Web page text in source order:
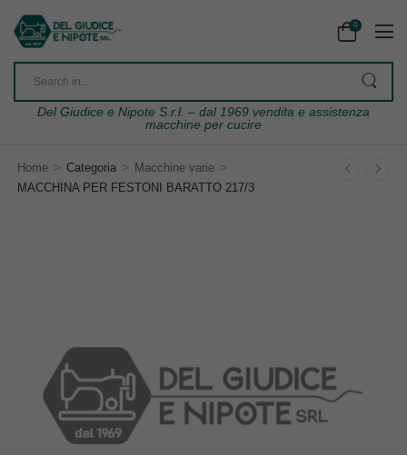
0
Del Giudice e Nipote S.r.l. – dal 1969 vendita e assistenza
macchine per cucire
Home > Categoria > Macchine varie >
MACCHINA PER FESTONI BARATTO 217/3